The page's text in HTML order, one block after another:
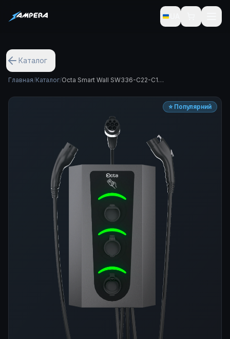
Комерційне рішення Ampera Octa Smart Wall
Каталог
Главная/Каталог/ Octa Smart Wall SW336-С22-C1-GBT (36 кВт, Type 2 + Type 1 + GB/T)
⭐ Популярний